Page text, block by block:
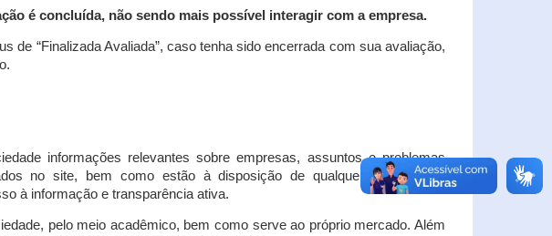
é concluída, não sendo mais possível interagir com a empresa.
de “Finalizada Avaliada”, caso tenha sido encerrada com sua avaliação,
informações relevantes sobre empresas, assuntos e problemas
no site, bem como estão à disposição de qualquer interessado,
à informação e transparência ativa.
pelo meio acadêmico, bem como serve ao próprio mercado. Além